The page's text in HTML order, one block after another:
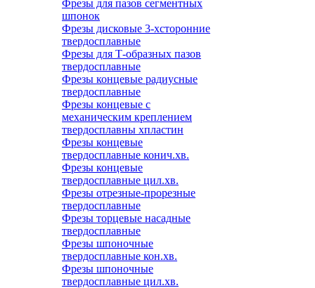
Фрезы для пазов сегментных
шпонок
Фрезы дисковые 3-хсторонние
твердосплавные
Фрезы для Т-образных пазов
твердосплавные
Фрезы концевые радиусные
твердосплавные
Фрезы концевые с
механическим креплением
твердосплавны хпластин
Фрезы концевые
твердосплавные конич.хв.
Фрезы концевые
твердосплавные цил.хв.
Фрезы отрезные-прорезные
твердосплавные
Фрезы торцевые насадные
твердосплавные
Фрезы шпоночные
твердосплавные кон.хв.
Фрезы шпоночные
твердосплавные цил.хв.